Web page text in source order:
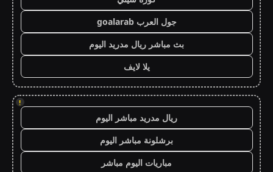
جول العرب goalarab
بث مباشر ريال مدريد اليوم
يلا لايف
!
ريال مدريد مباشر اليوم
برشلونة مباشر اليوم
مباريات اليوم مباشر